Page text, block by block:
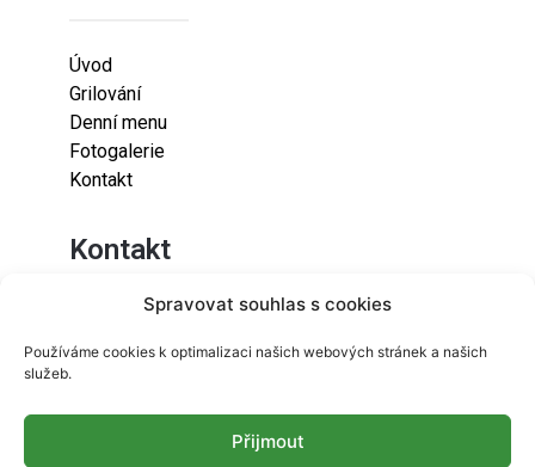
Spravovat souhlas s cookies
Používáme cookies k optimalizaci našich webových stránek a našich
služeb.
Přijmout
Úvod
Grilování
Denní menu
Fotogalerie
Kontakt
Kontakt
Lazaretní 925/9